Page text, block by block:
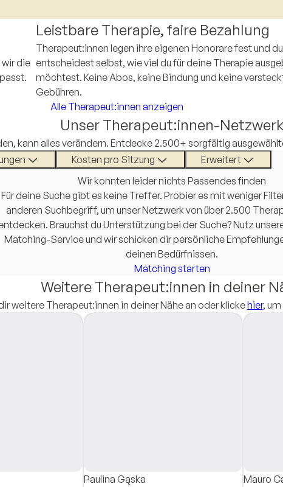
Leistbare Therapie, faire Bezahlung
die
Therapeut:innen legen ihre eigenen Honorare fest und du
entscheidest selbst, wie viel du für deine Therapie
möchtest. Keine Abos, keine Bindung und keine
Gebühren.
Alle Therapeut:innen anzeigen
Unser Therapeut:innen-Netzwerk
kann alles verändern. Entdecke 2.500+ sorgfältig
Kosten pro Sitzung
Erweitert
Wir konnten leider nichts Passendes finden
Für deine Suche gibt es keine Treffer. Probier es mit weniger
anderen Suchbegriff, um unser Netzwerk von über 2.500
Brauchst du Unterstützung bei der Suche? Nutz
Matching-Service und wir schicken dir persönliche
deinen Bedürfnissen.
Matching starten
Weitere Therapeut:innen in deiner
weitere Therapeut:innen in deiner Nähe an oder klickehier,
Paulina Gąska
Mauro